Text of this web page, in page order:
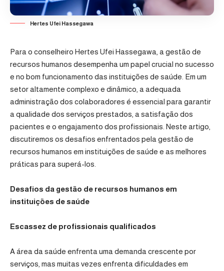
Hertes Ufei Hassegawa
Para o conselheiro Hertes Ufei Hassegawa, a gestão de
recursos humanos desempenha um papel crucial no sucesso
e no bom funcionamento das instituições de saúde. Em um
setor altamente complexo e dinâmico, a adequada
administração dos colaboradores é essencial para garantir
a qualidade dos serviços prestados, a satisfação dos
pacientes e o engajamento dos profissionais. Neste artigo,
discutiremos os desafios enfrentados pela gestão de
recursos humanos em instituições de saúde e as melhores
práticas para superá-los.
Desafios da gestão de recursos humanos em
instituições de saúde
Escassez de profissionais qualificados
A área da saúde enfrenta uma demanda crescente por
serviços, mas muitas vezes enfrenta dificuldades em